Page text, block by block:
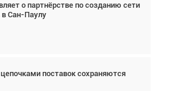
о партнёрстве по созданию сети
в Сан-Паулу
поставок сохраняются
фотограф Дэйв Кох: «Фотография
за себя... а ИИ всё портит»
года глобальный трафик
недели подряд